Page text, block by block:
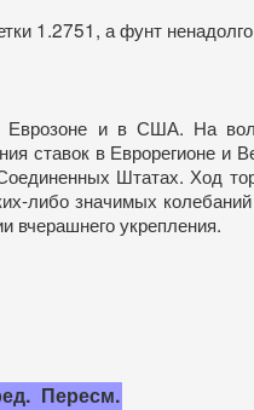
1.2751, а фунт
и в США. На
ставок в Еврорегионе и
Штатах. Ход
либо значимых
вчерашнего укрепления.
Пересм.